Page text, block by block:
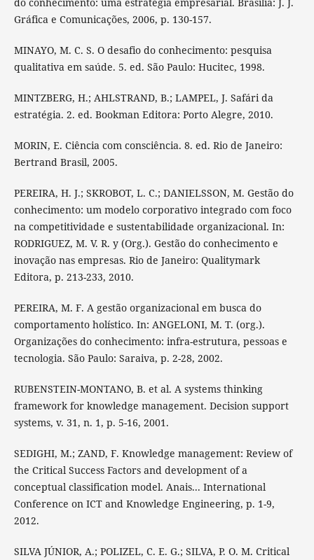
Gráfica e Comunicações, 2006, p. 130-157.
MINAYO, M. C. S. O desafio do conhecimento: pesquisa
qualitativa em saúde. 5. ed. São Paulo: Hucitec, 1998.
MINTZBERG, H.; AHLSTRAND, B.; LAMPEL, J. Safári da
estratégia. 2. ed. Bookman Editora: Porto Alegre, 2010.
MORIN, E. Ciência com consciência. 8. ed. Rio de Janeiro:
Bertrand Brasil, 2005.
PEREIRA, H. J.; SKROBOT, L. C.; DANIELSSON, M. Gestão do
conhecimento: um modelo corporativo integrado com foco
na competitividade e sustentabilidade organizacional. In:
RODRIGUEZ, M. V. R. y (Org.). Gestão do conhecimento e
inovação nas empresas. Rio de Janeiro: Qualitymark
Editora, p. 213-233, 2010.
PEREIRA, M. F. A gestão organizacional em busca do
comportamento holístico. In: ANGELONI, M. T. (org.).
Organizações do conhecimento: infra-estrutura, pessoas e
tecnologia. São Paulo: Saraiva, p. 2-28, 2002.
RUBENSTEIN-MONTANO, B. et al. A systems thinking
framework for knowledge management. Decision support
systems, v. 31, n. 1, p. 5-16, 2001.
SEDIGHI, M.; ZAND, F. Knowledge management: Review of
the Critical Success Factors and development of a
conceptual classification model. Anais... International
Conference on ICT and Knowledge Engineering, p. 1-9,
2012.
SILVA JÚNIOR, A.; POLIZEL, C. E. G.; SILVA, P. O. M. Critical